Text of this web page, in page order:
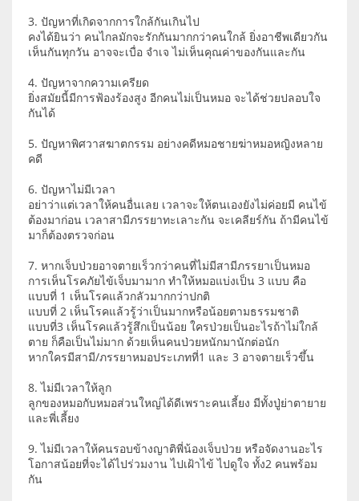
3. ปัญหาที่เกิดจากการใกล้กันเกินไป
คงได้ยินว่า คนไกลมักจะรักกันมากกว่าคนใกล้ ยิ่งอาชีพเดียวกัน
เห็นกันทุกวัน อาจจะเบื่อ จำเจ ไม่เห็นคุณค่าของกันและกัน
4. ปัญหาจากความเครียด
ยิ่งสมัยนี้มีการฟ้องร้องสูง อีกคนไม่เป็นหมอ จะได้ช่วยปลอบใจ
กันได้
5. ปัญหาพิศวาสฆาตกรรม อย่างคดีหมอชายฆ่าหมอหญิงหลาย
คดี
6. ปัญหาไม่มีเวลา
อย่าว่าแต่เวลาให้คนอื่นเลย เวลาจะให้ตนเองยังไม่ค่อยมี คนไข้
ต้องมาก่อน เวลาสามีภรรยาทะเลาะกัน จะเคลียร์กัน ถ้ามีคนไข้
มาก็ต้องตรวจก่อน
7. หากเจ็บป่วยอาจตายเร็วกว่าคนที่ไม่มีสามีภรรยาเป็นหมอ
การเห็นโรคภัยไข้เจ็บมามาก ทำให้หมอแบ่งเป็น 3 แบบ คือ
แบบที่ 1 เห็นโรคแล้วกลัวมากกว่าปกติ
แบบที่ 2 เห็นโรคแล้วรู้ว่าเป็นมากหรือน้อยตามธรรมชาติ
แบบที่3 เห็นโรคแล้วรู้สึกเป็นน้อย ใครป่วยเป็นอะไรถ้าไม่ใกล้
ตาย ก็คือเป็นไม่มาก ด้วยเห็นคนป่วยหนักมานักต่อนัก
หากใครมีสามี/ภรรยาหมอประเภทที่1 และ 3 อาจตายเร็วขึ้น
8. ไม่มีเวลาให้ลูก
ลูกของหมอกับหมอส่วนใหญ่ได้ดีเพราะคนเลี้ยง มีทั้งปู่ย่าตายาย
และพี่เลี้ยง
9. ไม่มีเวลาให้คนรอบข้างญาติพี่น้องเจ็บป่วย หรือจัดงานอะไร
โอกาสน้อยที่จะได้ไปร่วมงาน ไปเฝ้าไข้ ไปดูใจ ทั้ง2 คนพร้อม
กัน